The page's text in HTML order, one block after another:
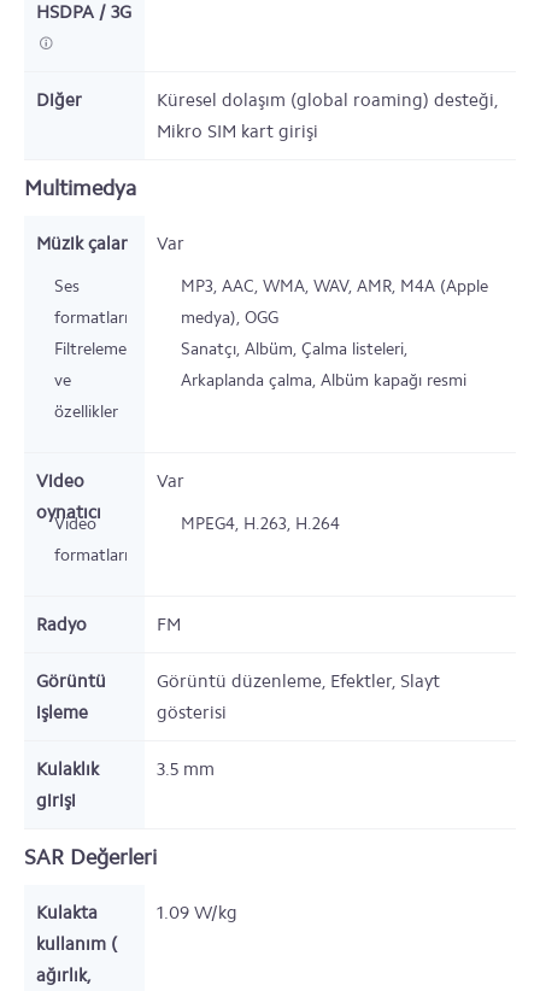
HSDPA / 3G
Diğer
Küresel dolaşım (global roaming) desteği,
Mikro SIM kart girişi
Multimedya
Müzik çalar Var
Ses
formatları
MP3, AAC, WMA, WAV, AMR, M4A (Apple
medya), OGG
Filtreleme
ve
özellikler
Sanatçı, Albüm, Çalma listeleri,
Arkaplanda çalma, Albüm kapağı resmi
Video
oynatıcı
Var
Video
formatları
MPEG4, H.263, H.264
Radyo FM
Görüntü
işleme
Görüntü düzenleme, Efektler, Slayt
gösterisi
Kulaklık
girişi
3.5 mm
SAR Değerleri
Kulakta
kullanım (
ağırlık,
1.09 W/kg